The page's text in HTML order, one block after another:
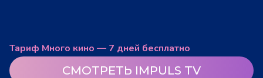
Тариф Много кино — 7 дней бесплатно
СМОТРЕТЬ IMPULS TV